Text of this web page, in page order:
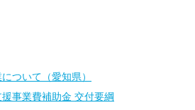
ついて（愛知県）
事業費補助金 交付要綱